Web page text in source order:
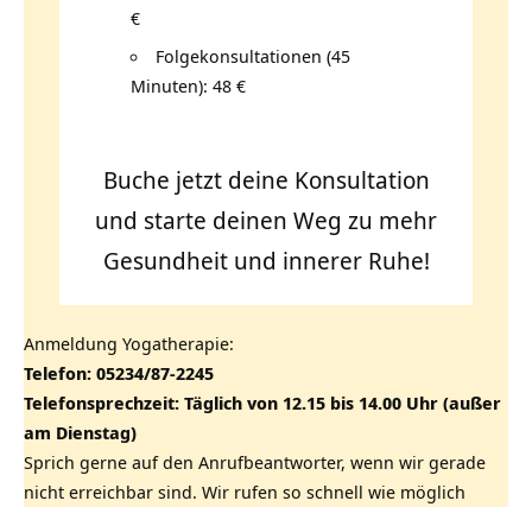
€
Folgekonsultationen (45
Minuten): 48 €
Buche jetzt deine Konsultation
und starte deinen Weg zu mehr
Gesundheit und innerer Ruhe!
Anmeldung Yogatherapie:
Telefon: 05234/87-2245
Telefonsprechzeit: Täglich von 12.15 bis 14.00 Uhr (außer
am Dienstag)
Sprich gerne auf den Anrufbeantworter, wenn wir gerade
nicht erreichbar sind. Wir rufen so schnell wie möglich